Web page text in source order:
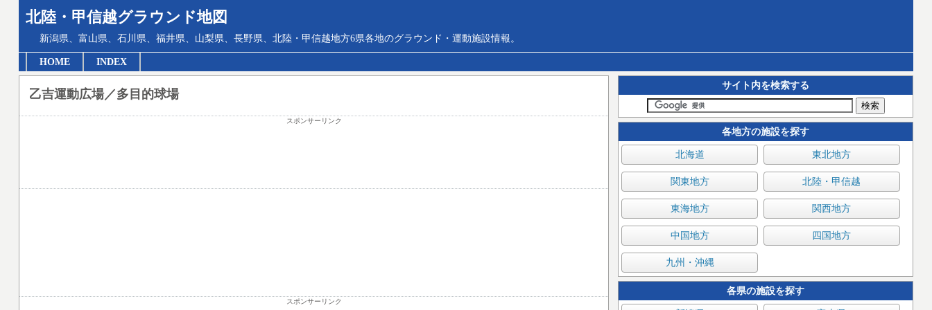
北陸・甲信越グラウンド地図
新潟県、富山県、石川県、福井県、山梨県、長野県、北陸・甲信越地方6県各地のグラウンド・運動施設情報。
HOME INDEX
サイト内を検索する
各地方の施設を探す
北海道 東北地方
関東地方 北陸・甲信越
東海地方 関西地方
中国地方 四国地方
九州・沖縄
各県の施設を探す
乙吉運動広場／多目的球場
スポンサーリンク
スポンサーリンク